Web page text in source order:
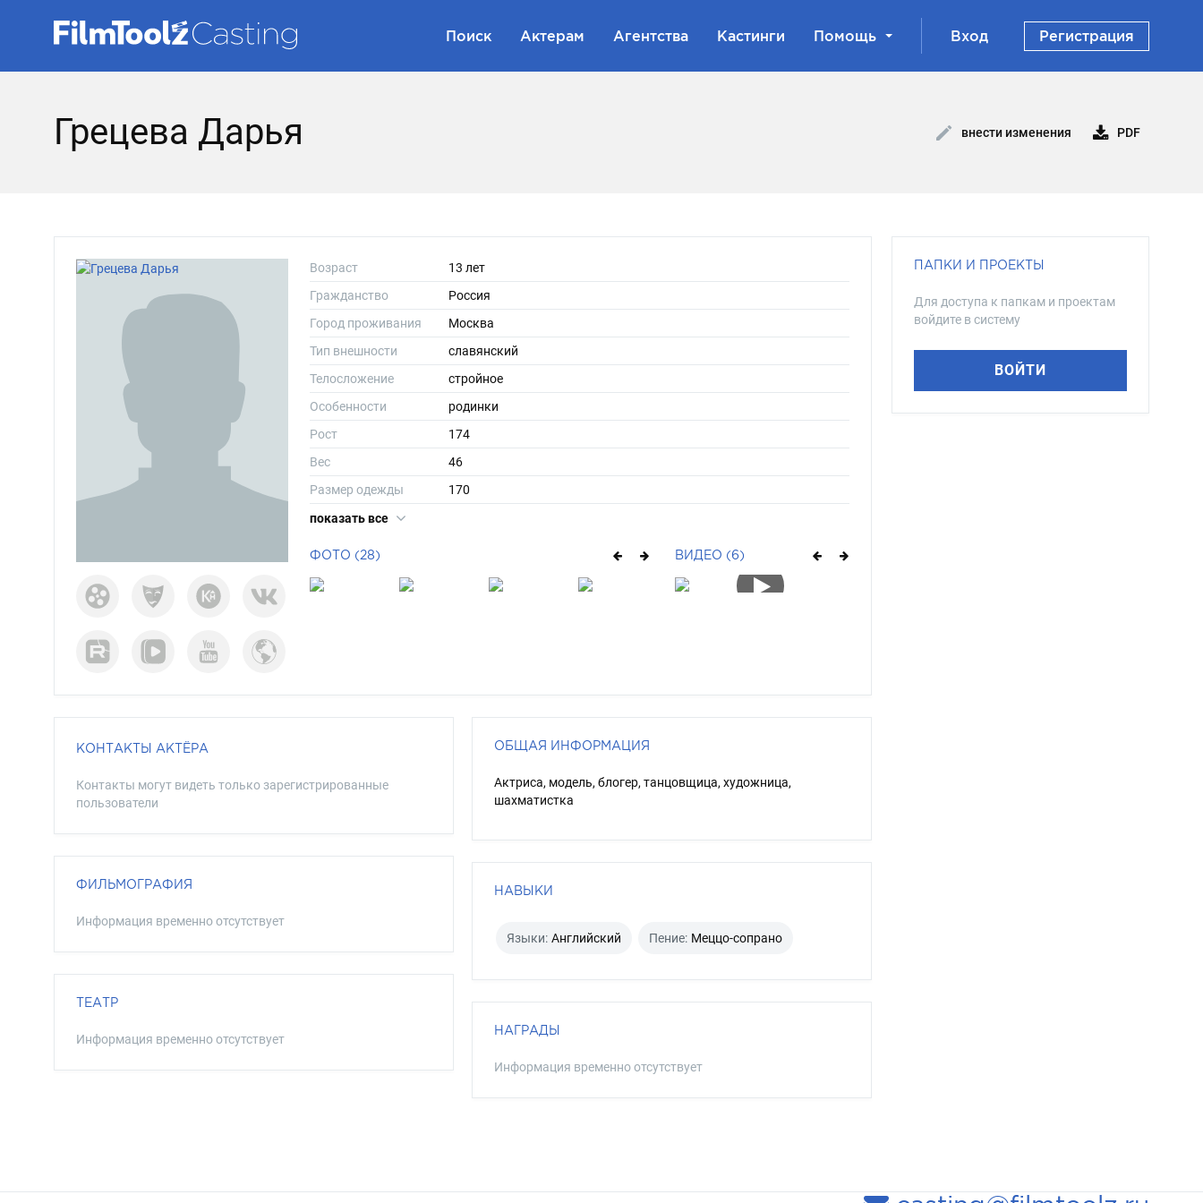
Поиск Актерам Агентства Кастинги Помощь Вход Регистрация
Грецева Дарья внести изменения PDF
Возраст
13 лет
Гражданство
Россия
Город проживания
Москва
Тип внешности
славянский
Телосложение
стройное
Особенности
родинки
Рост
174
Вес
46
Размер одежды
170
Размер обуви
показать все
ФОТО (28) ВИДЕО (6)
КОНТАКТЫ АКТЁРА
Контакты могут видеть только зарегистрированные
пользователи
ФИЛЬМОГРАФИЯ
Информация временно отсутствует
ТЕАТР
Информация временно отсутствует
ОБЩАЯ ИНФОРМАЦИЯ
Актриса, модель, блогер, танцовщица, художница,
шахматистка
НАВЫКИ
Языки: Английский Пение: Меццо-сопрано
НАГРАДЫ
Информация временно отсутствует
ПАПКИ И ПРОЕКТЫ
Для доступа к папкам и проектам
войдите в систему
ВОЙТИ